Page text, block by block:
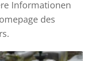
Informationen
des